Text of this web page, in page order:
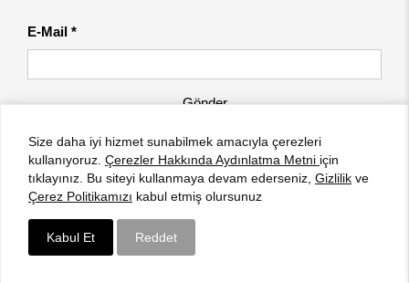
Size daha iyi hizmet sunabilmek amacıyla çerezleri
kullanıyoruz. Çerezler Hakkında Aydınlatma Metni için
tıklayınız. Bu siteyi kullanmaya devam ederseniz, Gizlilik ve
Çerez Politikamızı kabul etmiş olursunuz
Kabul Et Reddet
E-Mail *
Gönder